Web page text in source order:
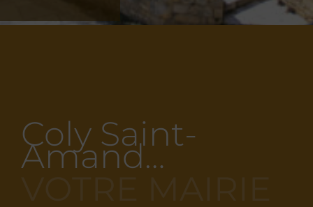
Coly Saint-
Amand…